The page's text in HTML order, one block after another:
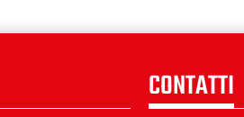
CONTATTI